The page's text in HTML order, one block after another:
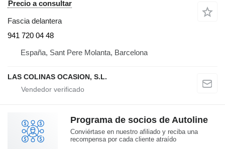
Precio a consultar
Fascia delantera
941 720 04 48
España, Sant Pere Molanta, Barcelona
LAS COLINAS OCASION, S.L.
Programa de socios de Autoline
Conviértase en nuestro afiliado y reciba una
recompensa por cada cliente atraído